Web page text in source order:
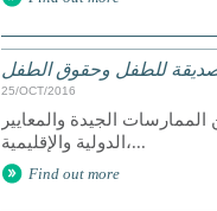
للطفل وحقوق الطفل
25/OCT/2016
الجيدة والمعايير
الدولية والإقليمية،...
Find out more